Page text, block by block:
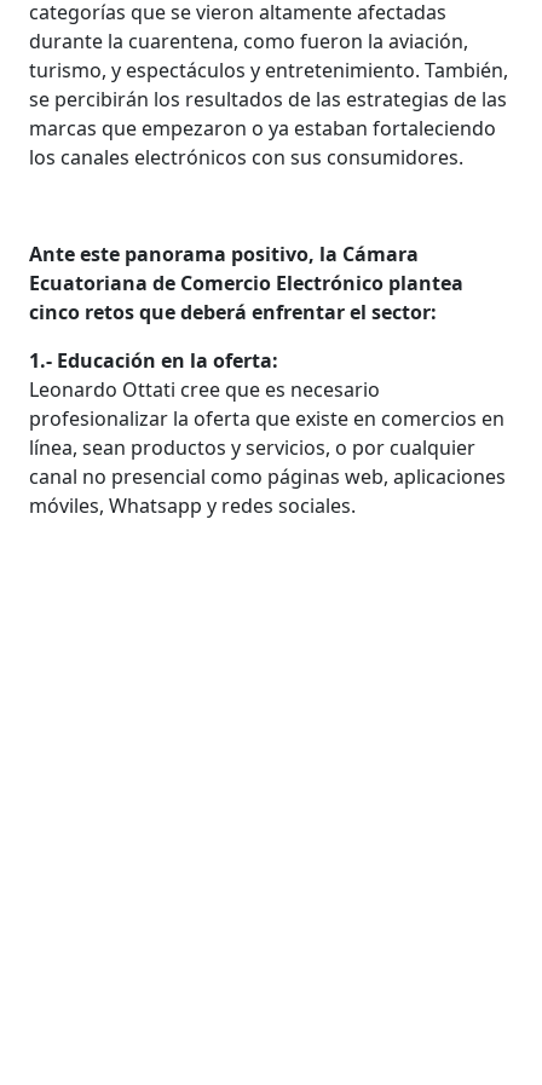
categorías que se vieron altamente afectadas
durante la cuarentena, como fueron la aviación,
turismo, y espectáculos y entretenimiento. También,
se percibirán los resultados de las estrategias de las
marcas que empezaron o ya estaban fortaleciendo
los canales electrónicos con sus consumidores.
Ante este panorama positivo, la Cámara
Ecuatoriana de Comercio Electrónico plantea
cinco retos que deberá enfrentar el sector:
1.- Educación en la oferta:
Leonardo Ottati cree que es necesario
profesionalizar la oferta que existe en comercios en
línea, sean productos y servicios, o por cualquier
canal no presencial como páginas web, aplicaciones
móviles, Whatsapp y redes sociales.